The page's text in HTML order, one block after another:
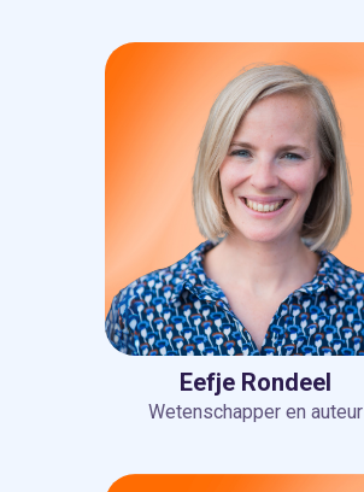
Eefje Rondeel
Wetenschapper en auteur